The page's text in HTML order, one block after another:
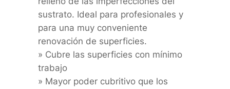
sustrato. Ideal para profesionales y
para una muy conveniente
renovación de superficies.
» Cubre las superficies con mínimo
trabajo
» Mayor poder cubritivo que los